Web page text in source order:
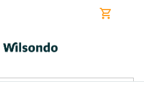
Nákupní